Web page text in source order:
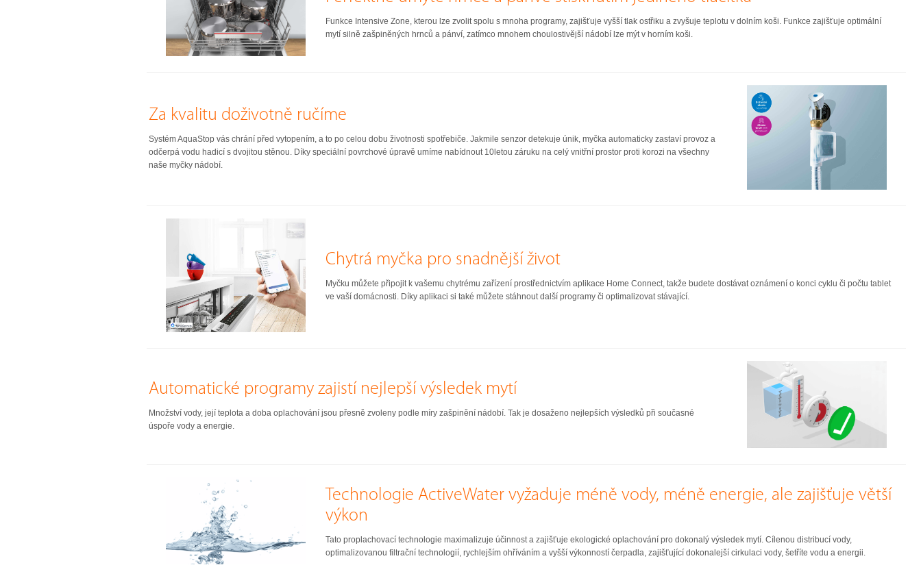
Funkce Intensive Zone, kterou lze zvolit spolu s mnoha programy, zajišťuje vyšší tlak ostřiku a zvyšuje teplotu v dolním koši. Funkce zajišťuje optimální
mytí silně zašpiněných hrnců a pánví, zatímco mnohem choulostivější nádobí lze mýt v horním koši.
Za kvalitu doživotně ručíme
Systém AquaStop vás chrání před vytopením, a to po celou dobu životnosti spotřebiče. Jakmile senzor detekuje únik, myčka automaticky zastaví provoz a
odčerpá vodu hadicí s dvojitou stěnou. Díky speciální povrchové úpravě umíme nabídnout 10letou záruku na celý vnitřní prostor proti korozi na všechny
naše myčky nádobí.
Chytrá myčka pro snadnější život
Myčku můžete připojit k vašemu chytrému zařízení prostřednictvím aplikace Home Connect, takže budete dostávat oznámení o konci cyklu či počtu tablet
ve vaší domácnosti. Díky aplikaci si také můžete stáhnout další programy či optimalizovat stávající.
Automatické programy zajistí nejlepší výsledek mytí
Množství vody, její teplota a doba oplachování jsou přesně zvoleny podle míry zašpinění nádobí. Tak je dosaženo nejlepších výsledků při současné
úspoře vody a energie.
Technologie ActiveWater vyžaduje méně vody, méně energie, ale zajišťuje větší
výkon
Tato proplachovací technologie maximalizuje účinnost a zajišťuje ekologické oplachování pro dokonalý výsledek mytí. Cílenou distribucí vody,
optimalizovanou filtrační technologií, rychlejším ohříváním a vyšší výkonností čerpadla, zajišťující dokonalejší cirkulaci vody, šetříte vodu a energii.